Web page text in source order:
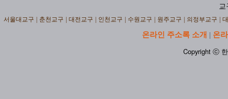
교
서울대교구 춘천교구 대전교구 인천교구 수원교구 원주교구 의정부교구
온라인 주소록 소개 | 온
Copyright ⓒ